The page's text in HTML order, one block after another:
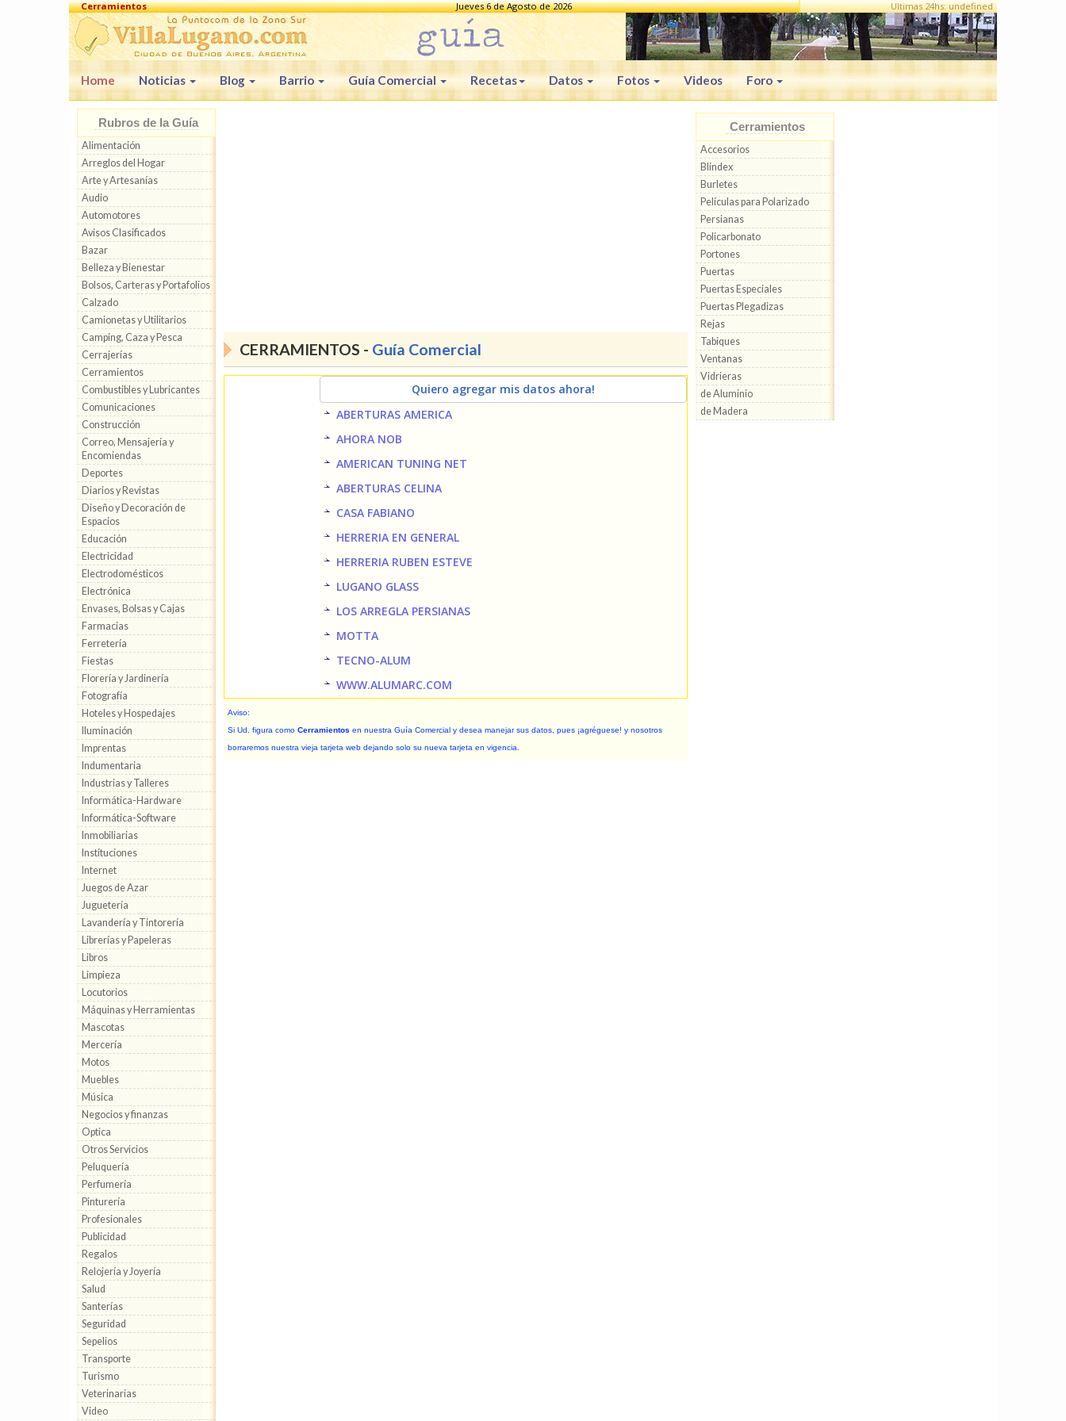
Cerramientos Jueves 6 de Agosto de 2026 Ultimas 24hs: undefined
Home Noticias Blog Barrio Guía Comercial Recetas Datos Fotos Videos Foro
Rubros de la Guía
Alimentación
Arreglos del Hogar
Arte y Artesanías
Audio
Automotores
Avisos Clasificados
Bazar
Belleza y Bienestar
Bolsos, Carteras y Portafolios
Calzado
Camionetas y Utilitarios
Camping, Caza y Pesca
Cerrajerías
Cerramientos
Combustibles y Lubricantes
Comunicaciones
Construcción
Correo, Mensajería y
Encomiendas
Deportes
Diarios y Revistas
Diseño y Decoración de
Espacios
Educación
Electricidad
Electrodomésticos
Electrónica
Envases, Bolsas y Cajas
Farmacias
Ferretería
Fiestas
Florería y Jardinería
Fotografía
Hoteles y Hospedajes
Iluminación
Imprentas
Indumentaria
Industrias y Talleres
Informática-Hardware
Informática-Software
Inmobiliarias
Instituciones
Internet
Juegos de Azar
Juguetería
Lavandería y Tintorería
Librerías y Papeleras
Libros
Limpieza
Locutorios
Máquinas y Herramientas
Mascotas
Mercería
Motos
Muebles
Música
Negocios y finanzas
Optica
Otros Servicios
Peluquería
Perfumería
Pinturería
Profesionales
Publicidad
Regalos
Relojería y Joyería
Salud
Santerías
Seguridad
Sepelios
Transporte
Turismo
Veterinarias
Video
CERRAMIENTOS - Guía Comercial
Quiero agregar mis datos ahora!
ABERTURAS AMERICA
AHORA NOB
AMERICAN TUNING NET
ABERTURAS CELINA
CASA FABIANO
HERRERIA EN GENERAL
HERRERIA RUBEN ESTEVE
LUGANO GLASS
LOS ARREGLA PERSIANAS
MOTTA
TECNO-ALUM
WWW.ALUMARC.COM
Aviso:
Si Ud. figura como Cerramientos en nuestra Guía Comercial y desea manejar sus datos, pues ¡agréguese! y nosotros
borraremos nuestra vieja tarjeta web dejando solo su nueva tarjeta en vigencia.
Cerramientos
Accesorios
Blindex
Burletes
Películas para Polarizado
Persianas
Policarbonato
Portones
Puertas
Puertas Especiales
Puertas Plegadizas
Rejas
Tabiques
Ventanas
Vidrieras
de Aluminio
de Madera